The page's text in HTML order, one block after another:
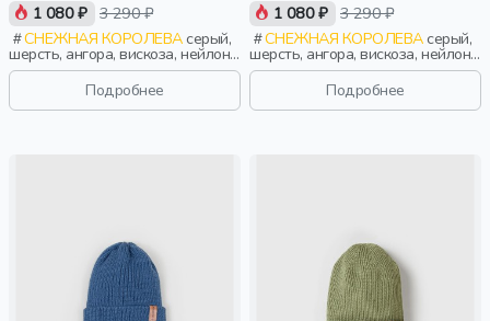
1 080 ₽ 3 290 ₽
СНЕЖНАЯ КОРОЛЕВАсерый,
шерсть, ангора, вискоза, нейлон,
зима, осень, россия, девочки,
Подробнее
1 080 ₽ 3 290 ₽
СНЕЖНАЯ КОРОЛЕВАсерый,
шерсть, ангора, вискоза, нейлон,
зима, осень, россия, мальчики,
Подробнее